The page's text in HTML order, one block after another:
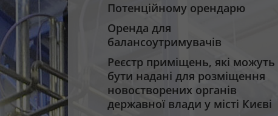
Потенційному орендарю
Оренда для
балансоутримувачів
Реєстр приміщень, які можуть
бути надані для розміщення
новостворених органів
державної влади у місті Києві